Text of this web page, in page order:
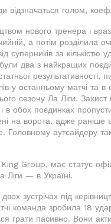
відзначаться голом,
нового тренера і
а потім розділила
суперників за
два з найкращих
результативності,
у останньому матчі та
сезону Ла Ліги.
в обох поєдинках
на ворота, адже
Головному аутсайдеру
Group, має статус
Ліги — в Україні.
зустрічах під
команда зробила 18
грати пасивно. Вони